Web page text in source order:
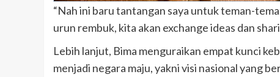
“Nah ini baru tantangan saya untuk teman-
urun rembuk, kita akan exchange ideas dan
Lebih lanjut, Bima menguraikan empat kunci
menjadi negara maju, yakni visi nasional yang